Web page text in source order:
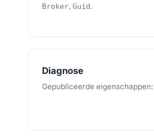
Broker, Guid.
Diagnose
Gepubliceerde eigenschappen: